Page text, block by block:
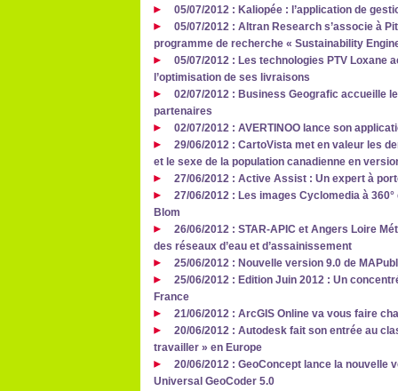
05/07/2012 : Kaliopée : l’application de
05/07/2012 : Altran Research s’associe à
programme de recherche « Sustainability
05/07/2012 : Les technologies PTV Loxane
l’optimisation de ses livraisons
02/07/2012 : Business Geografic accueille
partenaires
02/07/2012 : AVERTINOO lance son
29/06/2012 : CartoVista met en valeur les
et le sexe de la population canadienne en
27/06/2012 : Active Assist : Un expert à
27/06/2012 : Les images Cyclomedia à
Blom
26/06/2012 : STAR-APIC et Angers Loire
des réseaux d’eau et d’assainissement
25/06/2012 : Nouvelle version 9.0 de
25/06/2012 : Edition Juin 2012 : Un
France
21/06/2012 : ArcGIS Online va vous faire
20/06/2012 : Autodesk fait son entrée au
travailler » en Europe
20/06/2012 : GeoConcept lance la nouvelle
Universal GeoCoder 5.0